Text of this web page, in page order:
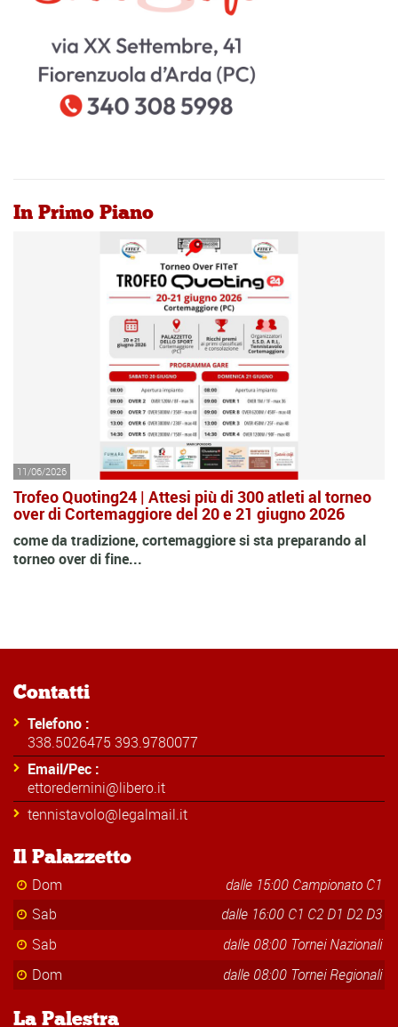
In Primo Piano
11/06/2026
Trofeo Quoting24 | Attesi più di 300 atleti al torneo
over di Cortemaggiore del 20 e 21 giugno 2026
come da tradizione, cortemaggiore si sta preparando al
torneo over di fine...
Contatti
Telefono :
338.5026475 393.9780077
Email/Pec :
ettoredernini@libero.it
tennistavolo@legalmail.it
Il Palazzetto
Dom
dalle 15:00 Campionato C1
Sab
dalle 16:00 C1 C2 D1 D2 D3
Sab
dalle 08:00 Tornei Nazionali
Dom
dalle 08:00 Tornei Regionali
La Palestra